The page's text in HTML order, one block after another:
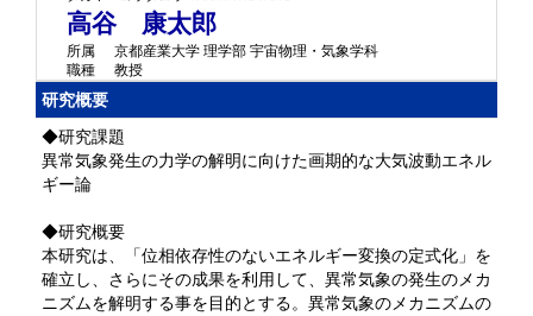
高谷 康太郎
所属
京都産業大学 理学部 宇宙物理・気象学科
職種
教授
研究概要
◆研究課題
異常気象発生の力学の解明に向けた画期的な大気波動エネル
ギー論
◆研究概要
本研究は、「位相依存性のないエネルギー変換の定式化」を
確立し、さらにその成果を利用して、異常気象の発生のメカ
ニズムを解明する事を目的とする。異常気象のメカニズムの